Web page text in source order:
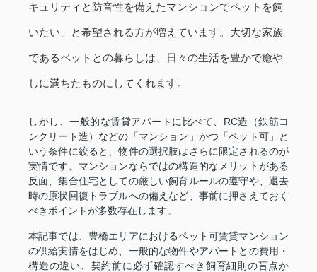
キュリティと防音性を備えたマンションでペットを飼
いたい」と希望される方が増えています。大切な家族
であるペットとの暮らしは、日々の生活を豊かで癒や
しに満ちたものにしてくれます。
しかし、一般的な賃貸アパートに比べて、RC造（鉄筋コ
ンクリート造）などの「マンション」かつ「ペット可」と
いう条件に絞ると、物件の選択肢はさらに限定されるのが
実情です。マンションならではの構造的なメリットがある
反面、集合住宅としての厳しい飼育ルールの遵守や、退去
時の原状回復トラブルへの備えなど、事前に押さえておく
べきポイントが多数存在します。
本記事では、豊橋エリアにおけるペット可賃貸マンション
の供給実情をはじめ、一般的な物件やアパートとの費用・
構造の違い、契約前に必ず確認すべき飼育細則の盲点か